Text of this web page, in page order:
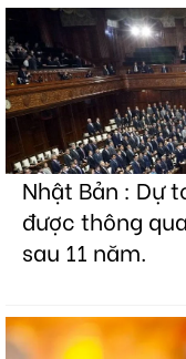
Nhật Bản : Dự
được thông
sau 11 năm.